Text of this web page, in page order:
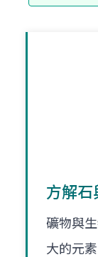
方解石
礦物與
大的元